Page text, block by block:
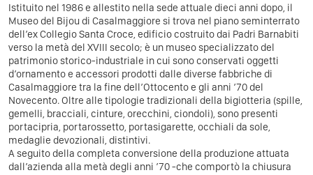
Istituito nel 1986 e allestito nella sede attuale dieci anni dopo, il
Museo del Bijou di Casalmaggiore si trova nel piano seminterrato
dell’ex Collegio Santa Croce, edificio costruito dai Padri Barnabiti
verso la metà del XVIII secolo; è un museo specializzato del
patrimonio storico-industriale in cui sono conservati oggetti
d’ornamento e accessori prodotti dalle diverse fabbriche di
Casalmaggiore tra la fine dell’Ottocento e gli anni ’70 del
Novecento. Oltre alle tipologie tradizionali della bigiotteria (spille,
gemelli, bracciali, cinture, orecchini, ciondoli), sono presenti
portacipria, portarossetto, portasigarette, occhiali da sole,
medaglie devozionali, distintivi.
A seguito della completa conversione della produzione attuata
dall’azienda alla metà degli anni ’70 -che comportò la chiusura